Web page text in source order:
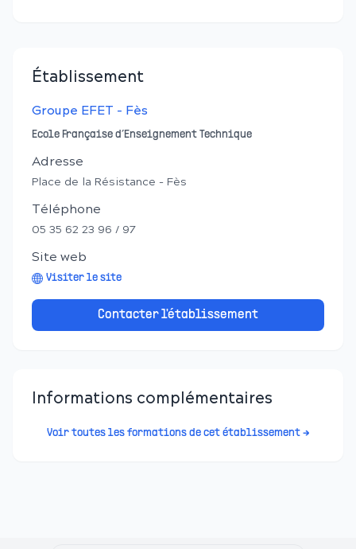
Établissement
Groupe EFET - Fès
Ecole Française d’Enseignement Technique
Adresse
Place de la Résistance - Fès
Téléphone
05 35 62 23 96 / 97
Site web
Visiter le site
Contacter l'établissement
Informations complémentaires
Voir toutes les formations de cet établissement →